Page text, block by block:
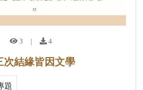
3 | 4
次結緣皆因文學
題